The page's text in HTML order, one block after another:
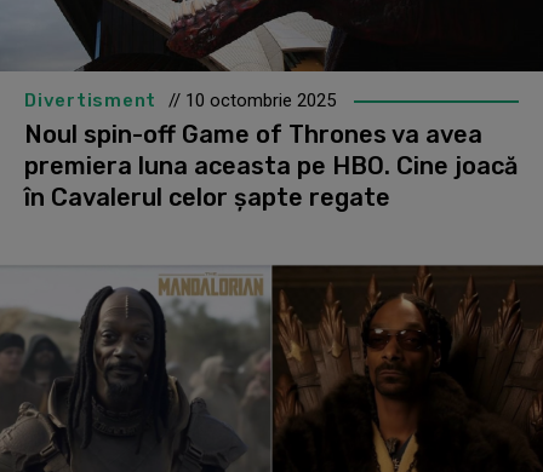
Divertisment // 10 octombrie 2025
Noul spin-off Game of Thrones va avea
premiera luna aceasta pe HBO. Cine joacă
în Cavalerul celor șapte regate